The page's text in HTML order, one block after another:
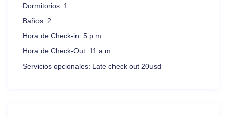
Dormitorios: 1
Baños: 2
Hora de Check-in: 5 p.m.
Hora de Check-Out: 11 a.m.
Servicios opcionales: Late check out 20usd